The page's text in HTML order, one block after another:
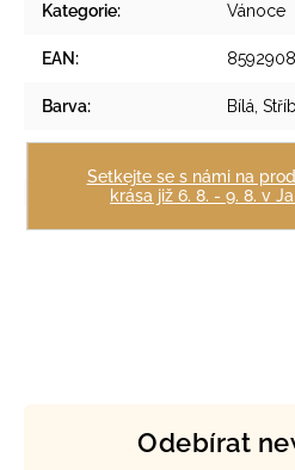
Setkejte se s námi na
krása již 6. 8. - 9. 8. v
Kategorie: Vánoce
EAN :
Barva: Bílá,
Položka byla vyprodána…
Odebírat